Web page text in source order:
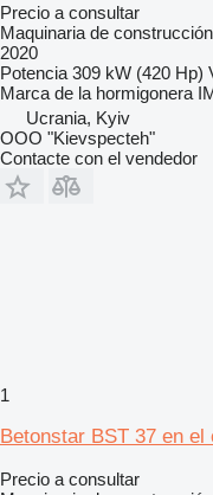
Precio a consultar
Maquinaria de
2020
Potencia 309 kW (420 Hp)
Marca de la hormigonera
Ucrania, Kyiv
OOO "Kievspecteh"
Contacte con el vendedor
1
Betonstar BST 37 en el
Precio a consultar